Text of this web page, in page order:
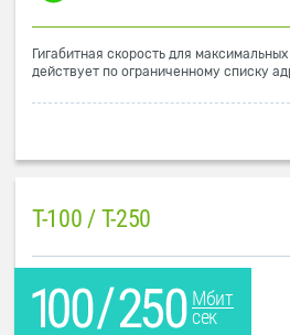
Гигабитная скорость для
действует по ограниченному списку
T-100 / T-250
Мбит
сек